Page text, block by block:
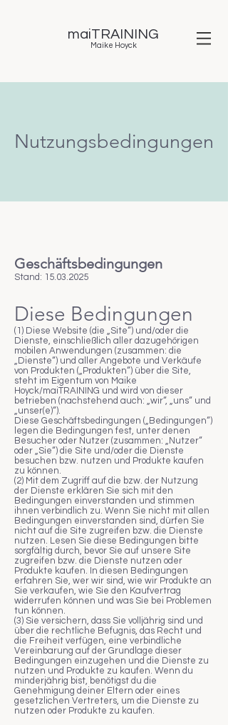
maiTRAINING
Maike Hoyck
Nutzungsbedingungen
Geschäftsbedingungen
Stand: 15.03.2025
Diese Bedingungen
(1) Diese Website (die „Site“) und/oder die
Dienste, einschließlich aller dazugehörigen
mobilen Anwendungen (zusammen: die
„Dienste“) und aller Angebote und Verkäufe
von Produkten („Produkten“) über die Site,
steht im Eigentum von Maike
Hoyck/maiTRAINING und wird von dieser
betrieben (nachstehend auch: „wir“, „uns“ und
„unser(e)“).
Diese Geschäftsbedingungen („Bedingungen“)
legen die Bedingungen fest, unter denen
Besucher oder Nutzer (zusammen: „Nutzer“
oder „Sie“) die Site und/oder die Dienste
besuchen bzw. nutzen und Produkte kaufen
zu können.
(2) Mit dem Zugriff auf die bzw. der Nutzung
der Dienste erklären Sie sich mit den
Bedingungen einverstanden und stimmen
ihnen verbindlich zu. Wenn Sie nicht mit allen
Bedingungen einverstanden sind, dürfen Sie
nicht auf die Site zugreifen bzw. die Dienste
nutzen. Lesen Sie diese Bedingungen bitte
sorgfältig durch, bevor Sie auf unsere Site
zugreifen bzw. die Dienste nutzen oder
Produkte kaufen. In diesen Bedingungen
erfahren Sie, wer wir sind, wie wir Produkte an
Sie verkaufen, wie Sie den Kaufvertrag
widerrufen können und was Sie bei Problemen
tun können.
(3) Sie versichern, dass Sie volljährig sind und
über die rechtliche Befugnis, das Recht und
die Freiheit verfügen, eine verbindliche
Vereinbarung auf der Grundlage dieser
Bedingungen einzugehen und die Dienste zu
nutzen und Produkte zu kaufen. Wenn du
minderjährig bist, benötigst du die
Genehmigung deiner Eltern oder eines
gesetzlichen Vertreters, um die Dienste zu
nutzen oder Produkte zu kaufen.